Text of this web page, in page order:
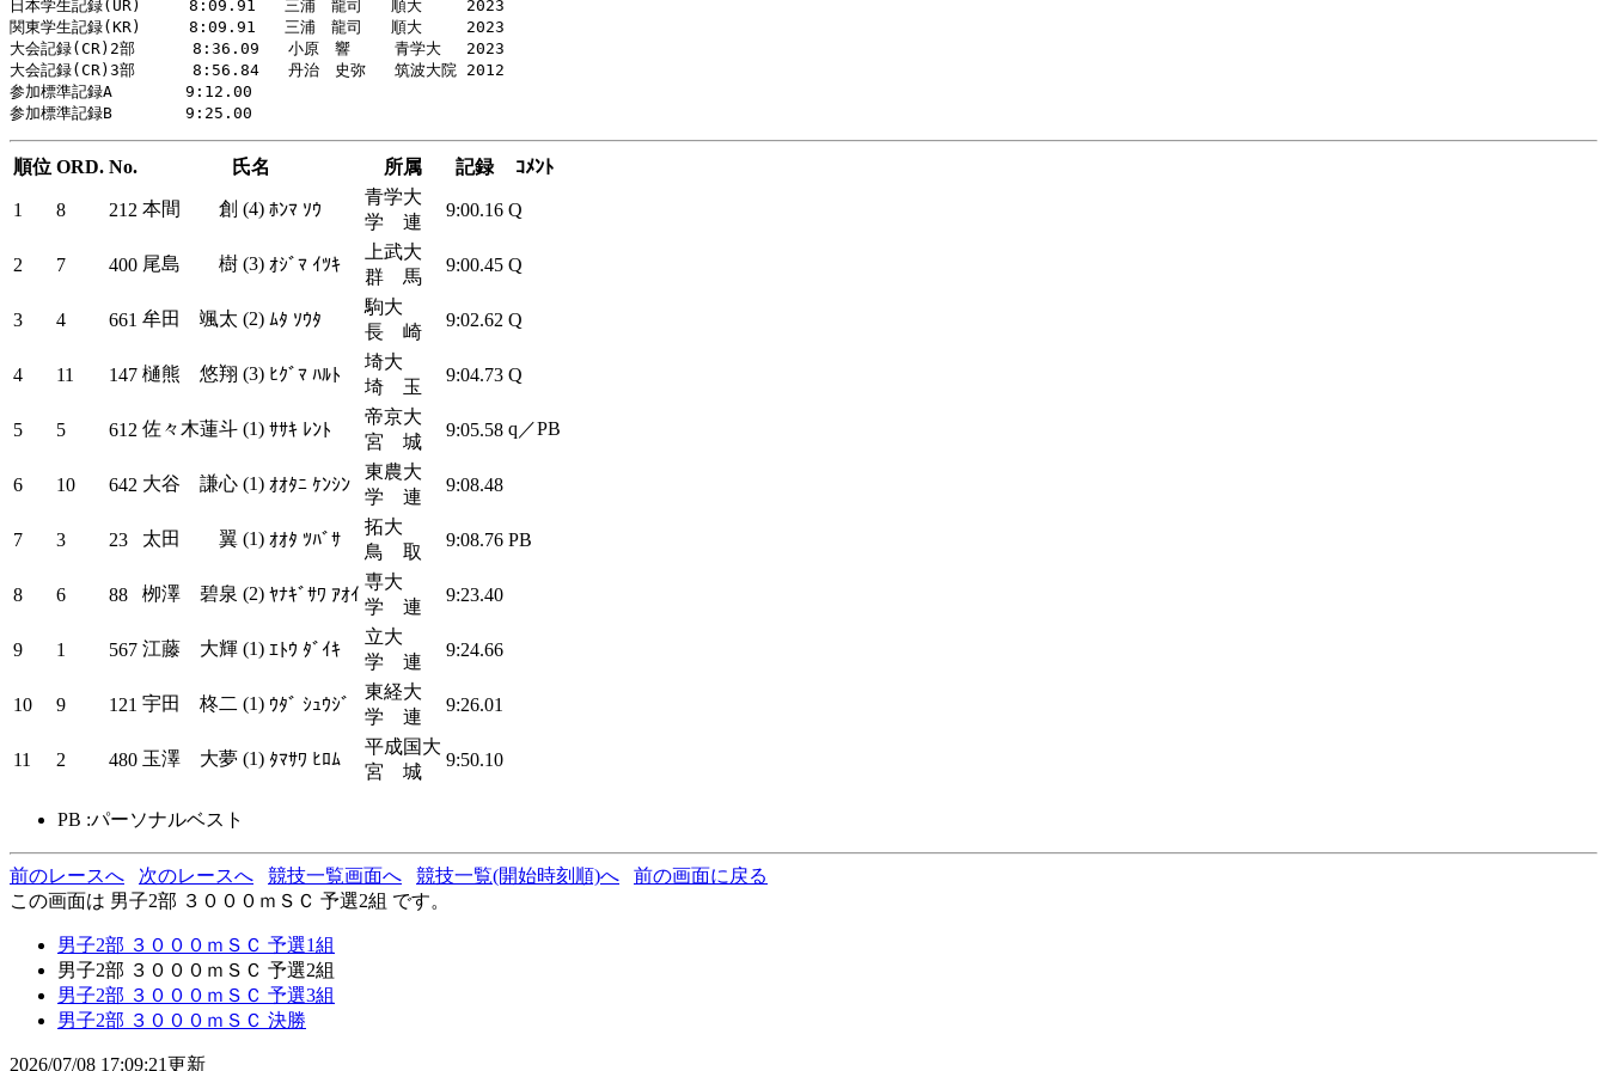
日本学生記録(UR)     8:09.91   三浦　龍司   順大 　  2023
関東学生記録(KR)     8:09.91   三浦　龍司   順大 　  2023
大会記録(CR)2部      8:36.09   小原　響   　青学大 　2023
大会記録(CR)3部      8:56.84   丹治　史弥   筑波大院 2012
参加標準記録A     　 9:12.00
順位 ORD. No. 氏名 所属 記録 ｺﾒﾝﾄ
1 8 212 本間 創 (4) ﾎﾝﾏ ｿｳ
青学大
学 連
9:00.16 Q
2 7 400 尾島 樹 (3) ｵｼﾞﾏ ｲﾂｷ
上武大
群 馬
9:00.45 Q
3 4 661 牟田 颯太 (2) ﾑﾀ ｿｳﾀ
駒大
長 崎
9:02.62 Q
4 11 147 樋熊 悠翔 (3) ﾋｸﾞﾏ ﾊﾙﾄ
埼大
埼 玉
9:04.73 Q
5 5 612 佐々木蓮斗 (1) ｻｻｷ ﾚﾝﾄ
帝京大
宮 城
9:05.58 q／PB
6 10 642 大谷 謙心 (1) ｵｵﾀﾆ ｹﾝｼﾝ
東農大
学 連
9:08.48
7 3 23 太田 翼 (1) ｵｵﾀ ﾂﾊﾞｻ
拓大
鳥 取
9:08.76 PB
8 6 88 栁澤 碧泉 (2) ﾔﾅｷﾞｻﾜ ｱｵｲ
専大
学 連
9:23.40
9 1 567 江藤 大輝 (1) ｴﾄｳ ﾀﾞｲｷ
立大
学 連
9:24.66
10 9 121 宇田 柊二 (1) ｳﾀﾞ ｼｭｳｼﾞ
東経大
学 連
9:26.01
11 2 480 玉澤 大夢 (1) ﾀﾏｻﾜ ﾋﾛﾑ
平成国大
宮 城
9:50.10
PB :パーソナルベスト
前のレースへ 次のレースへ 競技一覧画面へ 競技一覧(開始時刻順)へ
前の画面に戻る
この画面は 男子2部 ３０００ｍＳＣ 予選2組 です。
男子2部 ３０００ｍＳＣ 予選1組
男子2部 ３０００ｍＳＣ 予選2組
男子2部 ３０００ｍＳＣ 予選3組
男子2部 ３０００ｍＳＣ 決勝
2026/07/08 17:09:21更新